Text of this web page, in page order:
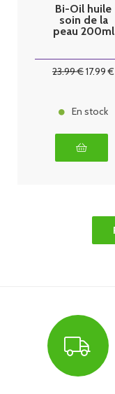
Bi-Oil huile
soin de la
peau 200ml
23.99€17.99 €
En stock